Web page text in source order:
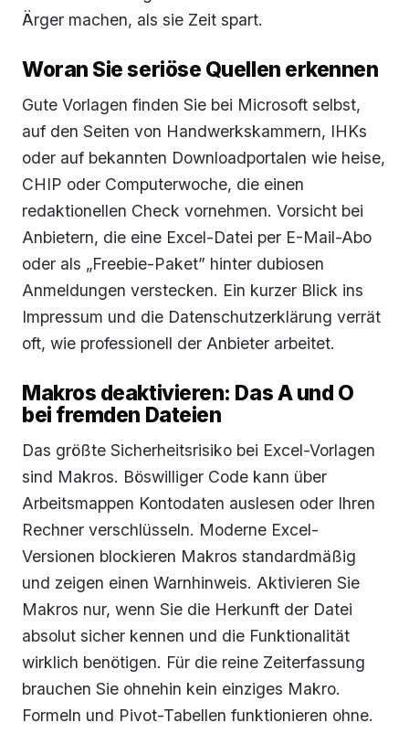
Ärger machen, als sie Zeit spart.
Woran Sie seriöse Quellen erkennen
Gute Vorlagen finden Sie bei Microsoft selbst,
auf den Seiten von Handwerkskammern, IHKs
oder auf bekannten Downloadportalen wie heise,
CHIP oder Computerwoche, die einen
redaktionellen Check vornehmen. Vorsicht bei
Anbietern, die eine Excel-Datei per E-Mail-Abo
oder als „Freebie-Paket” hinter dubiosen
Anmeldungen verstecken. Ein kurzer Blick ins
Impressum und die Datenschutzerklärung verrät
oft, wie professionell der Anbieter arbeitet.
Makros deaktivieren: Das A und O
bei fremden Dateien
Das größte Sicherheitsrisiko bei Excel-Vorlagen
sind Makros. Böswilliger Code kann über
Arbeitsmappen Kontodaten auslesen oder Ihren
Rechner verschlüsseln. Moderne Excel-
Versionen blockieren Makros standardmäßig
und zeigen einen Warnhinweis. Aktivieren Sie
Makros nur, wenn Sie die Herkunft der Datei
absolut sicher kennen und die Funktionalität
wirklich benötigen. Für die reine Zeiterfassung
brauchen Sie ohnehin kein einziges Makro.
Formeln und Pivot-Tabellen funktionieren ohne.